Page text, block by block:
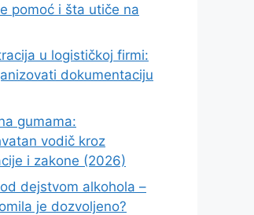
pomoć i šta utiče na
u logističkoj firmi:
dokumentaciju
gumama:
vodič kroz
i zakone (2026)
dejstvom alkohola –
je dozvoljeno?